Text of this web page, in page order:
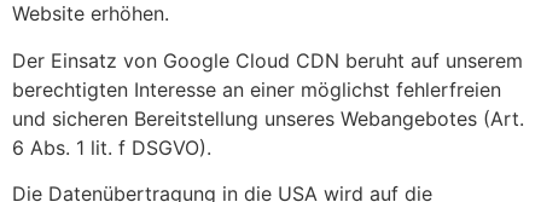
Website erhöhen.
Der Einsatz von Google Cloud CDN beruht auf unserem
berechtigten Interesse an einer möglichst fehlerfreien
und sicheren Bereitstellung unseres Webangebotes (Art.
6 Abs. 1 lit. f DSGVO).
Die Datenübertragung in die USA wird auf die